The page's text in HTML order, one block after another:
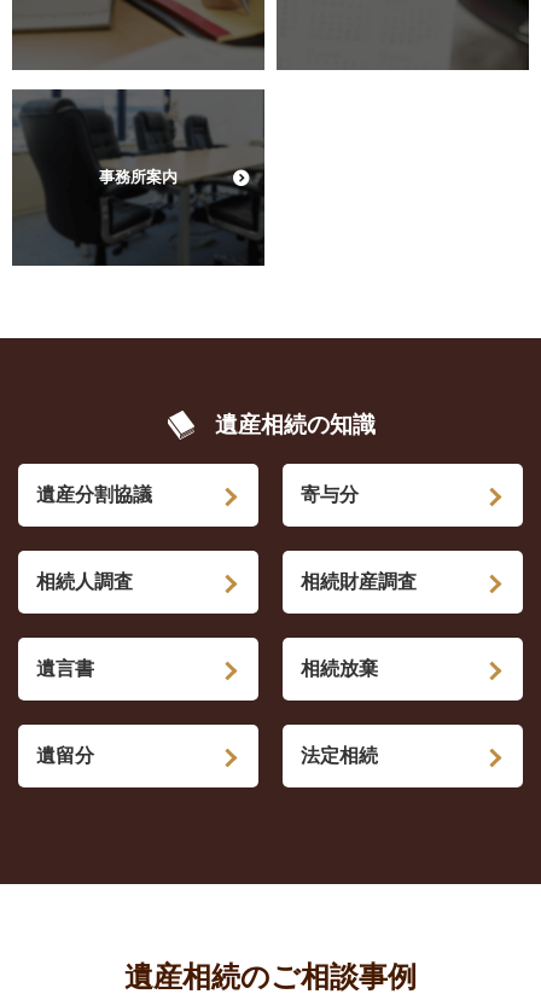
事務所案内
遺産相続の知識
遺産分割協議 寄与分
相続人調査 相続財産調査
遺言書 相続放棄
遺留分 法定相続
遺産相続のご相談事例